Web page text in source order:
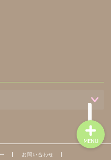
お問い合わせ
MENU